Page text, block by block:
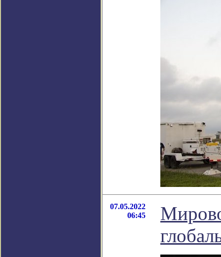
07.05.2022
06:45